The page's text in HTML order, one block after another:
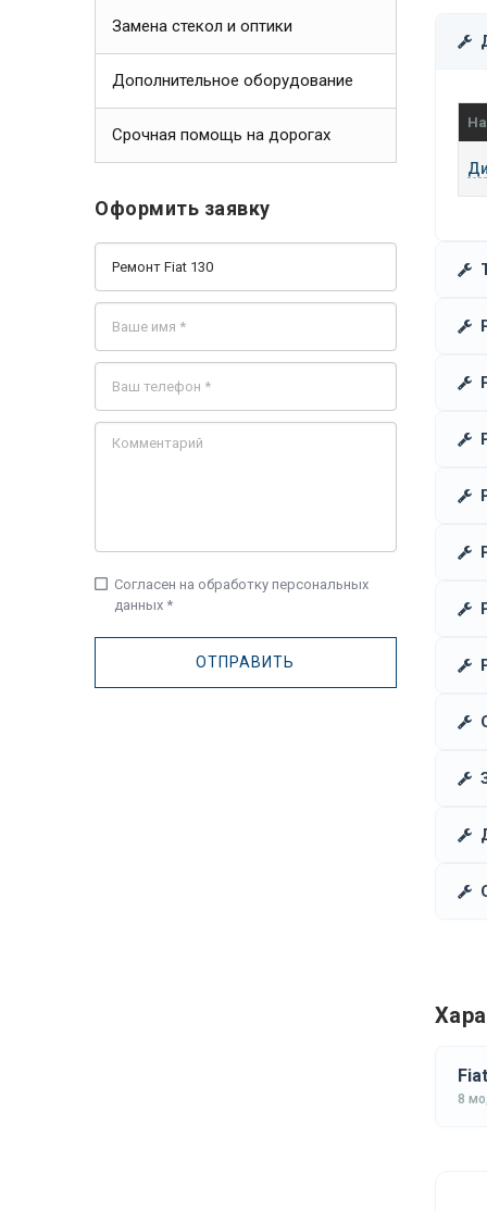
8
Замена стекол и оптики
Дополнительное оборудование
Срочная помощь на дорогах
Оформить заявку
check_box_outline_blank Согласен на обработку персональных
данных *